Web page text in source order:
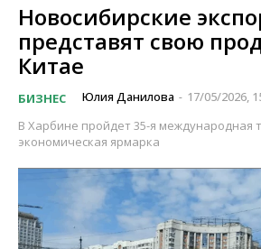
Новосибирские
представят свою
Китае
БИЗНЕС Юлия Данилова - 17/05/2026,
В Харбине пройдет 35-я международная
экономическая ярмарка